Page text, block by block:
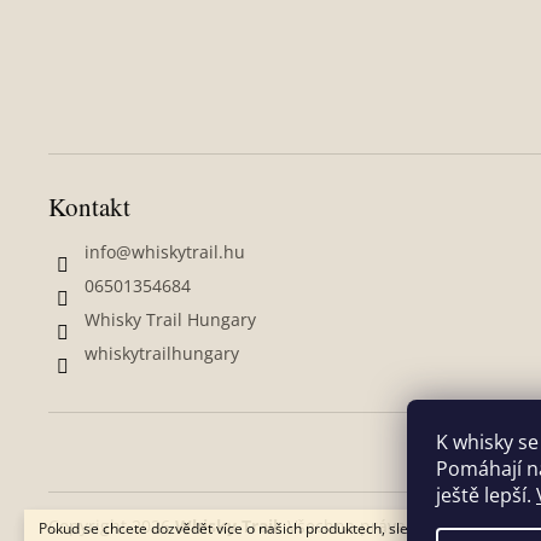
K whisky
Pomáhají
ještě lepší.
Pokud se chcete dozvědět více o našich produktech, slevách, zákulisním
Kontakt
info@whiskytrail.hu
06501354684
Whisky Trail Hungary
whiskytrailhungary
Copyright 2026Whisky Trail. Všechna práva vyhrazena.